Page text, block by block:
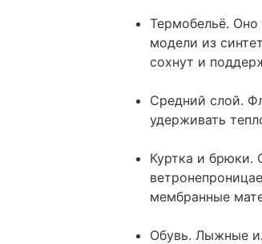
Термобельё. Оно
модели из
сохнут и
Средний слой.
удерживать
Куртка и брюки.
мембранные
Обувь. Лыжные